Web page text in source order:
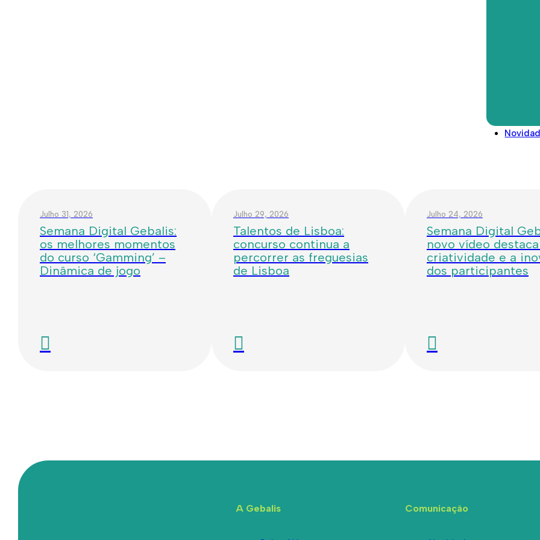
Julho 31, 2026
Semana Digital Gebalis:
os melhores momentos
do curso ‘Gamming’ –
Dinâmica de jogo
Julho 29, 2026
Talentos de Lisboa:
concurso continua a
percorrer as freguesias
de Lisboa
Julho 24, 2026
Semana Digital
novo vídeo
criatividade e a
dos participantes
A Gebalis Comunicação